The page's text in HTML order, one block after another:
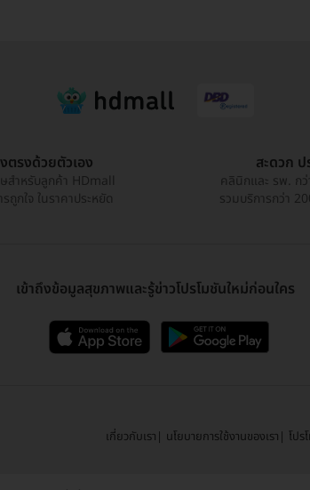
ตรงด้วยตัวเอง
ำหรับลูกค้า HDmall
ถูกใจ ในราคาประหยัด
สะดวก ป
คลินิกและ รพ. ก
รวมบริการกว่า
เข้าถึงข้อมูลสุขภาพและรู้ข่าวโปรโมชันใหม่ก่อนใคร
เกี่ยวกับเรา นโยบายการใช้งานของเรา โป